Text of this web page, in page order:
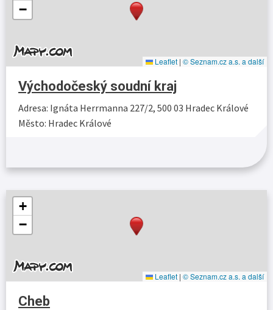
−
Leaflet | © Seznam.cz a.s. a další
Východočeský soudní kraj
Adresa: Ignáta Herrmanna 227/2, 500 03 Hradec Králové
Město: Hradec Králové
+
−
Leaflet | © Seznam.cz a.s. a další
Cheb